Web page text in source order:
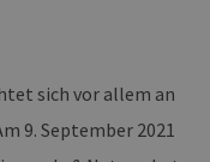
sich vor allem an
9. September 2021